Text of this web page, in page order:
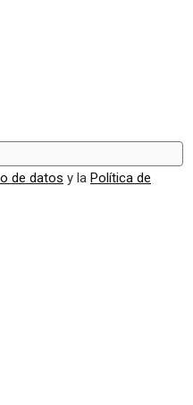
de datos y la Política de